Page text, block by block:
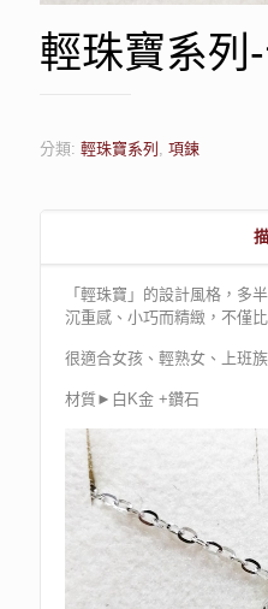
輕珠寶系列
分類: 輕珠寶系列 項鍊
「輕珠寶」的設計風格，多
沉重感、小巧而精緻，不僅
很適合女孩、輕熟女、上班
材質►白K金 +鑽石